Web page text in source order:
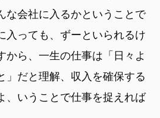
な会社に入るかということで
入っても、ずーといられるけ
から、一生の仕事は「日々よ
」だと理解、収入を確保する
、いうことで仕事を捉えれば